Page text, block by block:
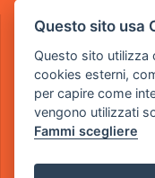
CONTATTI
tel.: +39 030 376
tel.: +39 030 336 6259
pec:
LINK UTILI
Questo sito usa
Questo sito utilizza
cookies esterni,
per capire come
vengono utilizzati
Fammi scegliere